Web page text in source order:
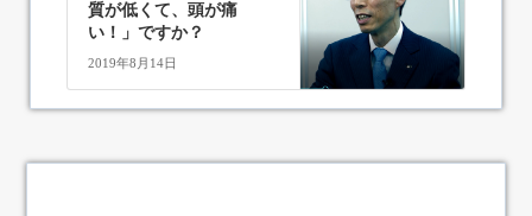
質が低くて、頭が痛
い！」ですか？
2019年8月14日